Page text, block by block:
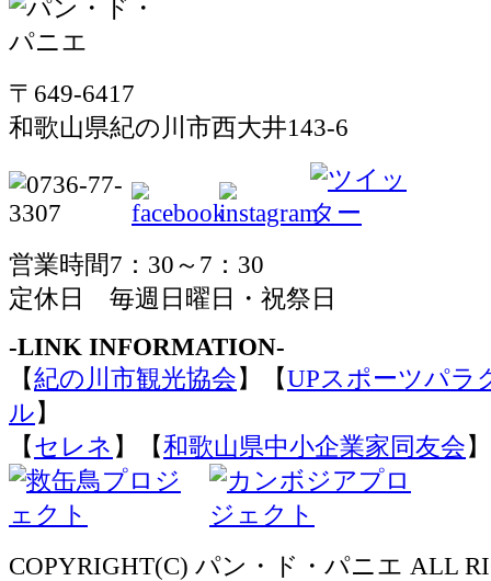
〒649-6417
和歌山県紀の川市西大井143-6
営業時間7：30～7：30
定休日 毎週日曜日・祝祭日
-LINK INFORMATION-
【紀の川市観光協会 】【UPスポーツパラ
ル 】
【 セレネ 】【和歌山県中小企業家同友会 】
COPYRIGHT(C) パン・ド・パニエ ALL